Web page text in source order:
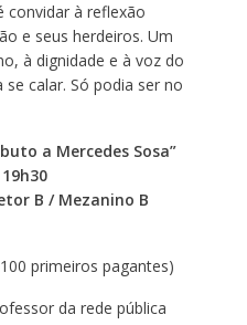
convidar à reflexão
e seus herdeiros. Um
à dignidade e à voz do
calar. Só podia ser no
a Mercedes Sosa”
B / Mezanino B
primeiros pagantes)
da rede pública